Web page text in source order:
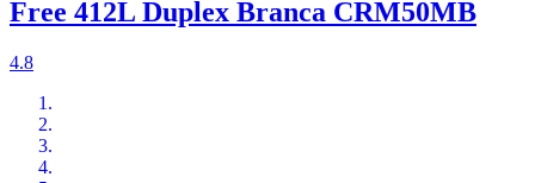
Free 412L Duplex Branca CRM50MB
4.8